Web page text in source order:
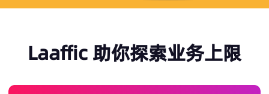
Laaffic 助你探索业务上限